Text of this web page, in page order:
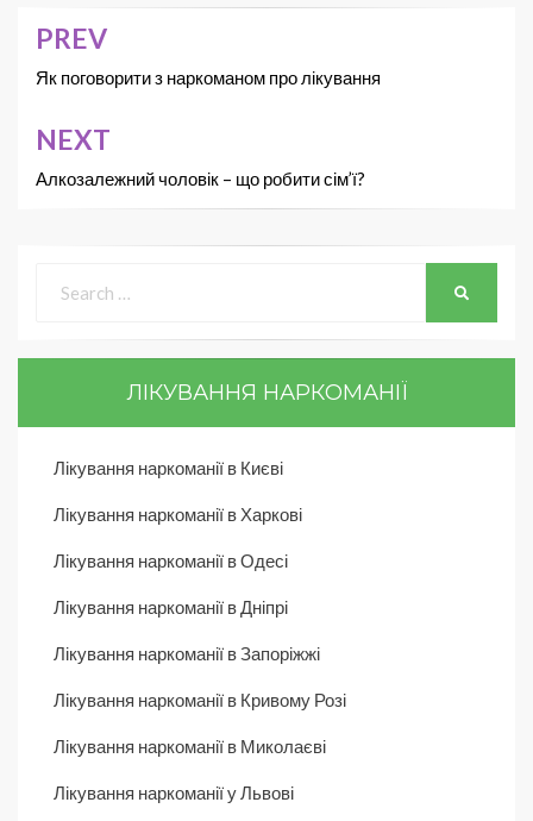
PREV
Як поговорити з наркоманом про лікування
NEXT
Алкозалежний чоловік – що робити сім’ї?
ЛІКУВАННЯ НАРКОМАНІЇ
Лікування наркоманії в Києві
Лікування наркоманії в Харкові
Лікування наркоманії в Одесі
Лікування наркоманії в Дніпрі
Лікування наркоманії в Запоріжжі
Лікування наркоманії в Кривому Розі
Лікування наркоманії в Миколаєві
Лікування наркоманії у Львові